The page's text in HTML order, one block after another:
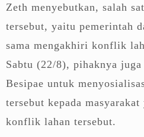
Zeth menyebutkan, salah
tersebut, yaitu pemerintah
sama mengakhiri konflik
Sabtu (22/8), pihaknya
Besipae untuk
tersebut kepada
konflik lahan tersebut.